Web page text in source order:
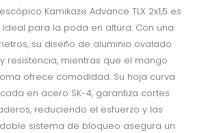
Kamikaze Advance TLX 2x1,5 es
para la poda en altura. Con una
su diseño de aluminio ovalado
resistencia, mientras que el mango
ofrece comodidad. Su hoja curva
en acero SK-4, garantiza cortes
reduciendo el esfuerzo y las
sistema de bloqueo asegura un